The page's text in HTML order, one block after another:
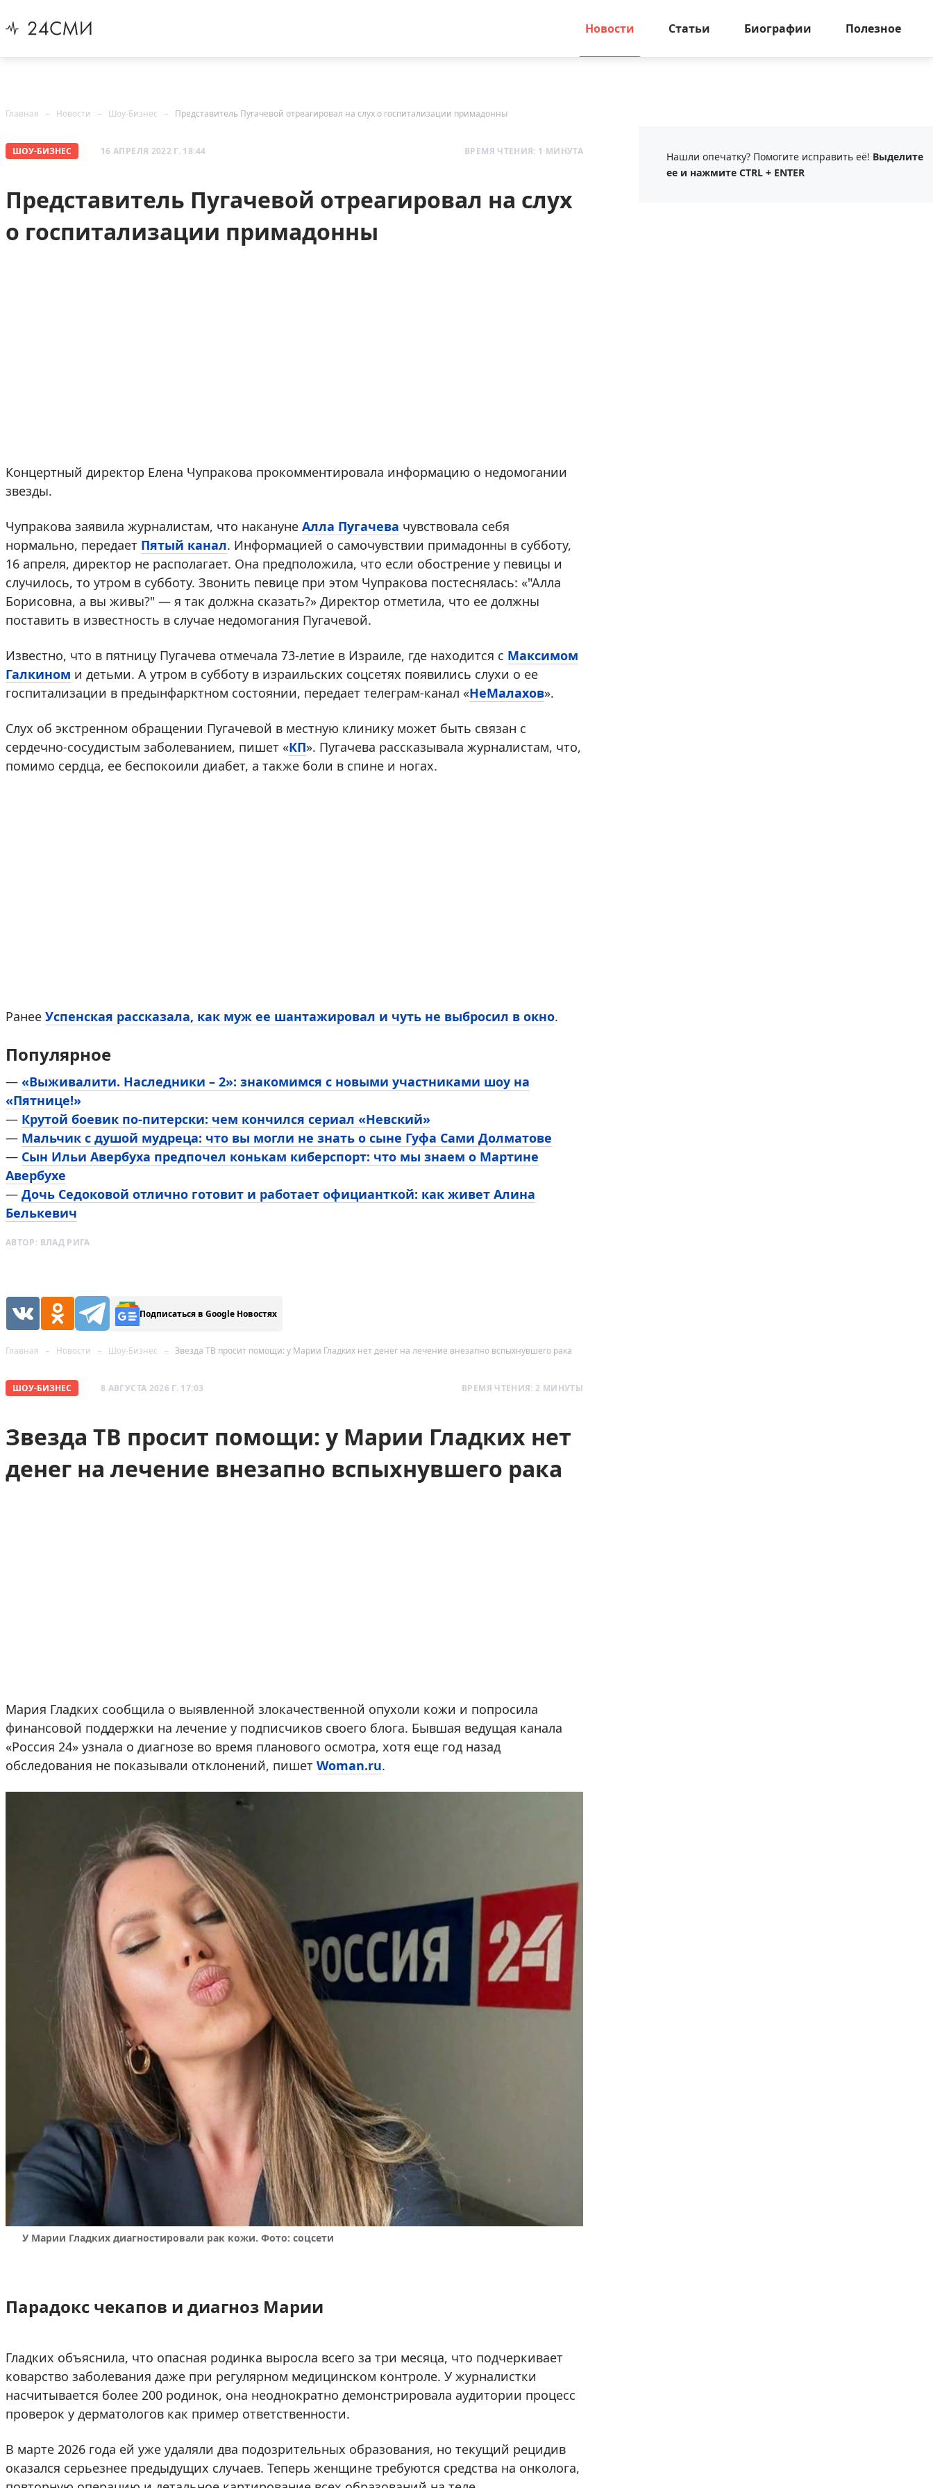
Новости Статьи Биографии Полезное
Главная Новости Шоу-Бизнес Представитель Пугачевой отреагировал на слух о госпитализации примадонны
ШОУ-БИЗНЕС 16 АПРЕЛЯ 2022 Г. 18:44 ВРЕМЯ ЧТЕНИЯ: 1 МИНУТА
Представитель Пугачевой отреагировал на слух
о госпитализации примадонны
Концертный директор Елена Чупракова прокомментировала информацию о недомогании
звезды.
Чупракова заявила журналистам, что накануне Алла Пугачева чувствовала себя
нормально, передает Пятый канал. Информацией о самочувствии примадонны в субботу,
16 апреля, директор не располагает. Она предположила, что если обострение у певицы и
случилось, то утром в субботу. Звонить певице при этом Чупракова постеснялась: «"Алла
Борисовна, а вы живы?" — я так должна сказать?» Директор отметила, что ее должны
поставить в известность в случае недомогания Пугачевой.
Известно, что в пятницу Пугачева отмечала 73-летие в Израиле, где находится с Максимом
Галкином и детьми. А утром в субботу в израильских соцсетях появились слухи о ее
госпитализации в предынфарктном состоянии, передает телеграм-канал «НеМалахов».
Слух об экстренном обращении Пугачевой в местную клинику может быть связан с
сердечно-сосудистым заболеванием, пишет «КП». Пугачева рассказывала журналистам, что,
помимо сердца, ее беспокоили диабет, а также боли в спине и ногах.
Ранее Успенская рассказала, как муж ее шантажировал и чуть не выбросил в окно.
Популярное
— «Выживалити. Наследники – 2»: знакомимся с новыми участниками шоу на
«Пятнице!»
— Крутой боевик по-питерски: чем кончился сериал «Невский»
— Мальчик с душой мудреца: что вы могли не знать о сыне Гуфа Сами Долматове
— Сын Ильи Авербуха предпочел конькам киберспорт: что мы знаем о Мартине
Авербухе
— Дочь Седоковой отлично готовит и работает официанткой: как живет Алина
Белькевич
АВТОР: ВЛАД РИГА
Подписаться в Google Новостях
Главная Новости Шоу-Бизнес Звезда ТВ просит помощи: у Марии Гладких нет денег на лечение внезапно вспыхнувшего рака
ШОУ-БИЗНЕС 8 АВГУСТА 2026 Г. 17:03 ВРЕМЯ ЧТЕНИЯ: 2 МИНУТЫ
Звезда ТВ просит помощи: у Марии Гладких нет
денег на лечение внезапно вспыхнувшего рака
Мария Гладких сообщила о выявленной злокачественной опухоли кожи и попросила
финансовой поддержки на лечение у подписчиков своего блога. Бывшая ведущая канала
«Россия 24» узнала о диагнозе во время планового осмотра, хотя еще год назад
обследования не показывали отклонений, пишет Woman.ru.
У Марии Гладких диагностировали рак кожи. Фото: соцсети
Парадокс чекапов и диагноз Марии
Гладких объяснила, что опасная родинка выросла всего за три месяца, что подчеркивает
коварство заболевания даже при регулярном медицинском контроле. У журналистки
насчитывается более 200 родинок, она неоднократно демонстрировала аудитории процесс
проверок у дерматологов как пример ответственности.
В марте 2026 года ей уже удаляли два подозрительных образования, но текущий рецидив
оказался серьезнее предыдущих случаев. Теперь женщине требуются средства на онколога,
Нашли опечатку? Помогите исправить её! Выделите
ее и нажмите CTRL + ENTER